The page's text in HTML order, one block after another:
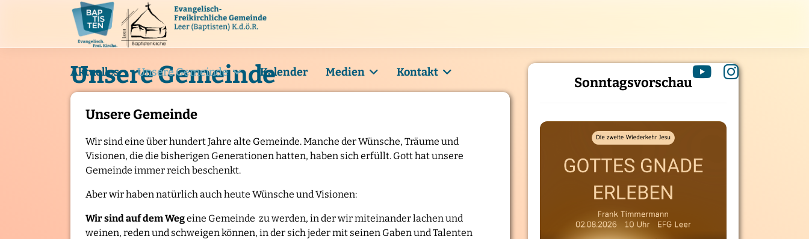
Aktuelles Unsere Gemeinde Kalender Medien Kontakt
Unsere Gemeinde
Unsere Gemeinde
Wir sind eine über hundert Jahre alte Gemeinde. Manche der Wünsche, Träume und
Visionen, die die bisherigen Generationen hatten, haben sich erfüllt. Gott hat unsere
Gemeinde immer reich beschenkt.
Aber wir haben natürlich auch heute Wünsche und Visionen:
Wir sind auf dem Wegeine Gemeinde zu werden, in der wir miteinander lachen und
weinen, reden und schweigen können, in der sich jeder mit seinen Gaben und Talenten
Sonntagsvorschau